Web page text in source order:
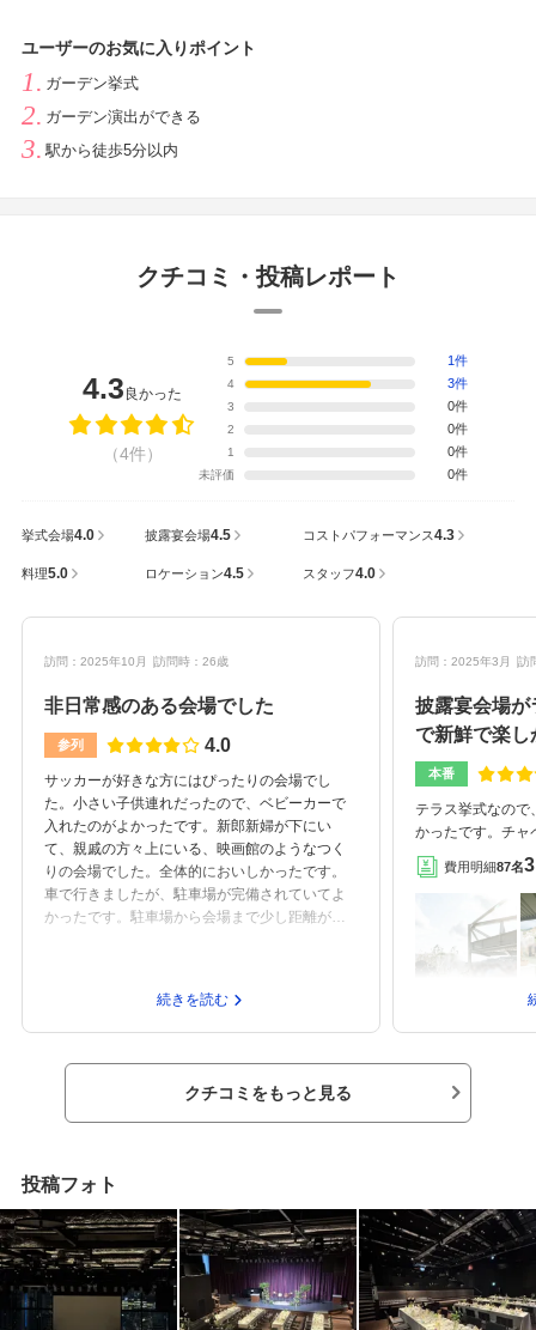
ユーザーのお気に入りポイント
ガーデン挙式
ガーデン演出ができる
駅から徒歩5分以内
クチコミ・投稿レポート
4.3 良かった
（4件）
5 1件
4 3件
3 0件
2 0件
1 0件
未評価 0件
挙式会場4.0 披露宴会場4.5 コストパフォーマンス4.3
料理5.0 ロケーション4.5 スタッフ4.0
訪問：2025年10月 訪問時：26歳
非日常感のある会場でした
参列 4.0
サッカーが好きな方にはぴったりの会場でし
た。小さい子供連れだったので、ベビーカーで
入れたのがよかったです。新郎新婦が下にい
て、親戚の方々上にいる、映画館のようなつく
りの会場でした。全体的においしかったです。
車で行きましたが、駐車場が完備されていてよ
かったです。駐車場から会場まで少し距離があ
思いました。小さい子供連れということもあ
り、とても気にかけていただきました。子供用
続きを読む
訪問：2025年3月 訪
披露宴会場が
で新鮮で楽し
本番
テラス挙式なので
かったです。チャ
式会場だったので
ましたライブ会場
音響や照明など
まで階段がある
きたのも良かっ
いかなと最初思
バムやデータを
良かったなーと思
キとかじゃない限
ケ、ペーパーア
ワーやシャボン玉
しました。ホテ
かったです。コー
思いますが十分だ
ですし、見た目も
た。長崎駅からも
費用明細87名
クチコミをもっと見る
投稿フォト